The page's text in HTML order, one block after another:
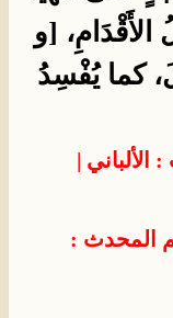
الأَقْدَامِ، [و
كما يُفْسِدُ
|
خلاصة حكم المحدث :